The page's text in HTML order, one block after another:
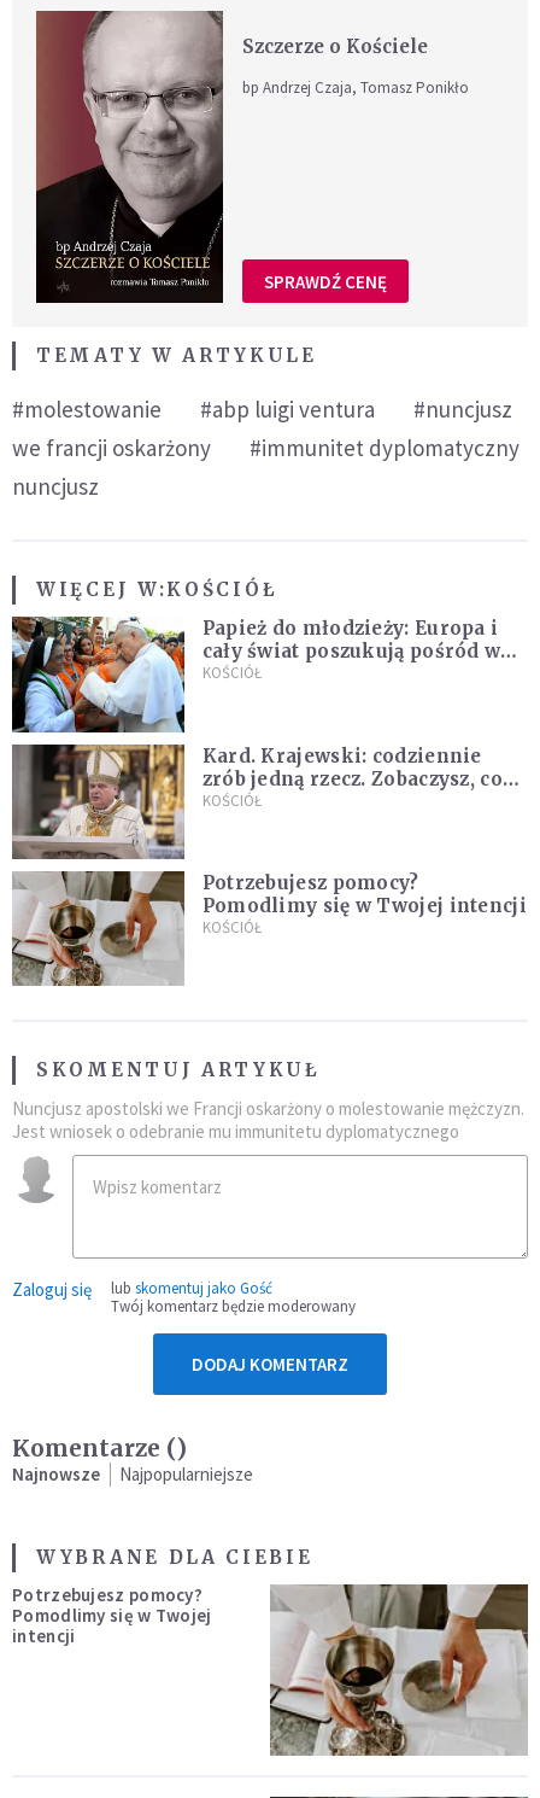
Szczerze o Kościele
bp Andrzej Czaja, Tomasz Ponikło
SPRAWDŹ CENĘ
TEMATY W ARTYKULE
#molestowanie #abp luigi ventura
#nuncjusz
we francji oskarżony
#immunitet dyplomatyczny
nuncjusz
WIĘCEJ W:KOŚCIÓŁ
Papież do młodzieży: Europa i
cały świat poszukują pośród was
nowych świętych
KOŚCIÓŁ
Kard. Krajewski: codziennie
zrób jedną rzecz. Zobaczysz, co
stanie się z twoim życiem
KOŚCIÓŁ
Potrzebujesz pomocy?
Pomodlimy się w Twojej intencji
KOŚCIÓŁ
SKOMENTUJ ARTYKUŁ
Nuncjusz apostolski we Francji oskarżony o molestowanie mężczyzn.
Jest wniosek o odebranie mu immunitetu dyplomatycznego
Zaloguj się lub skomentuj jako Gość
Twój komentarz będzie moderowany
DODAJ KOMENTARZ
Komentarze ()
Najnowsze Najpopularniejsze
WYBRANE DLA CIEBIE
Potrzebujesz pomocy?
Pomodlimy się w Twojej
intencji